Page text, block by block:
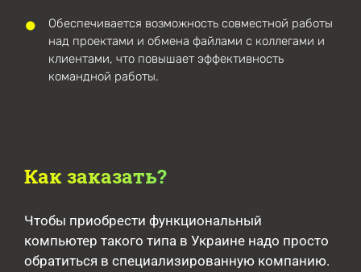
Обеспечивается возможность совместной работы
над проектами и обмена файлами с коллегами и
клиентами, что повышает эффективность
командной работы.
Как заказать?
Чтобы приобрести функциональный
компьютер такого типа в Украине надо просто
обратиться в специализированную компанию.